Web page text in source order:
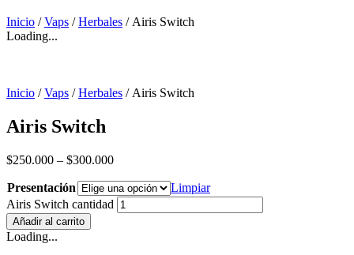
Inicio /Vaps /Herbales / Airis Switch
Loading...
Inicio /Vaps /Herbales / Airis Switch
Airis Switch
$250.000 – $300.000
Presentación
Limpiar
Airis Switch cantidad
Añadir al carrito
Loading...